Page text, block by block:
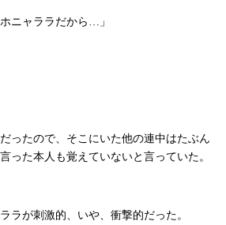
ニャララだから…」
ったので、そこにいた他の連中はたぶん
った本人も覚えていないと言っていた。
ラが刺激的、いや、衝撃的だった。